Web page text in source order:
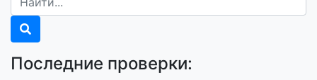
Последние проверки: